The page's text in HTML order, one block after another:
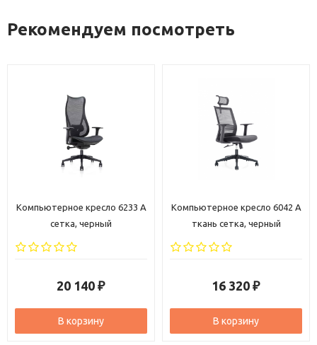
Рекомендуем посмотреть
Компьютерное кресло 6233 A
сетка, черный
20 140 ₽
В корзину
Компьютерное кресло 6042 A
ткань сетка, черный
16 320 ₽
В корзину